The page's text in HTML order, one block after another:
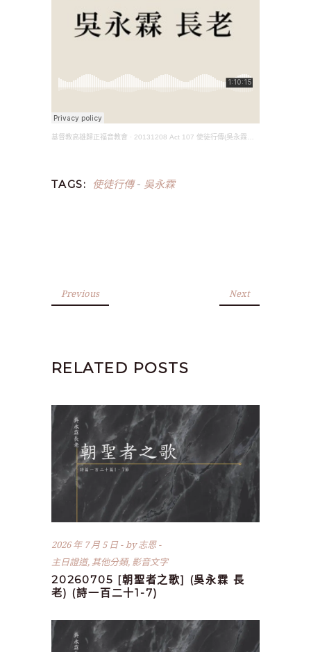
基督教高雄歸正福音教會 · 20131208 Act 107 使徒行傳(吳永霖長老)
TAGS: 使徒行傳- 吳永霖
Previous Next
RELATED POSTS
2026 年 7 月 5 日 by志恩
主日證道, 其他分類, 影音文字
20260705 [朝聖者之歌] (吳永霖 長
老) (詩一百二十1-7)